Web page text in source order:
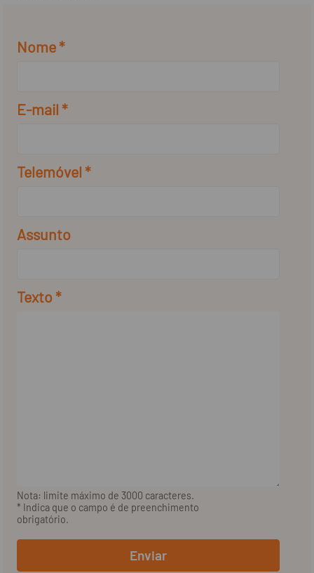
Nome *
E-mail *
Telemóvel *
Assunto
Texto *
Nota: limite máximo de 3000 caracteres.
* Indica que o campo é de preenchimento
obrigatório.
Enviar